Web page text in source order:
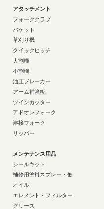
アタッチメント
フォーククラブ
バケット
草刈り機
クイックヒッチ
大割機
小割機
油圧ブレーカー
アーム補強板
ツインカッター
アドオンフォーク
溶接フォーク
リッパー
メンテナンス用品
シールキット
補修用塗料スプレー・缶
オイル
エレメント・フィルター
グリース